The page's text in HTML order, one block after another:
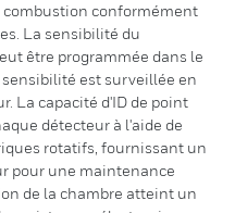
combustion conformément
La sensibilité du
être programmée dans le
sensibilité est surveillée en
La capacité d'ID de point
détecteur à l'aide de
rotatifs, fournissant un
pour une maintenance
de la chambre atteint un